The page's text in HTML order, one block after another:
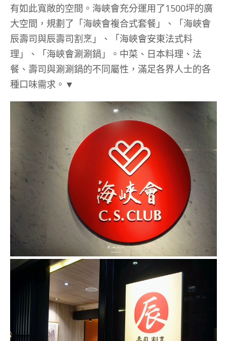
有如此寬敞的空間。海峽會充分運用了1500坪的廣
大空間，規劃了「海峽會複合式套餐」、「海峽會
辰壽司與辰壽司割烹」、「海峽會安東法式料
理」、「海峽會涮涮鍋」。中菜、日本料理、法
餐、壽司與涮涮鍋的不同屬性，滿足各界人士的各
種口味需求。▼